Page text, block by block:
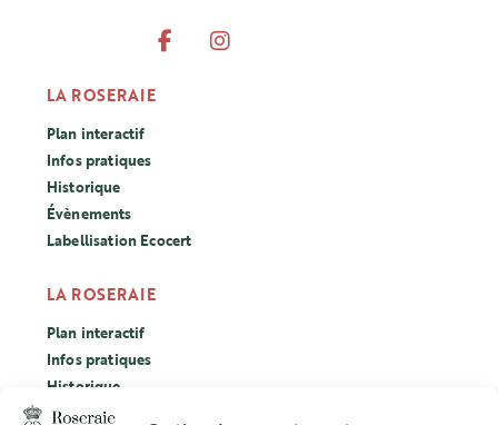
LA ROSERAIE
Plan interactif
Infos pratiques
Historique
Évènements
Labellisation Ecocert
LA ROSERAIE
Plan interactif
Infos pratiques
Historique
Évènements